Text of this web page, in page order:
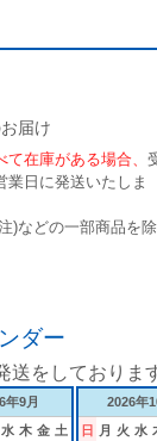
届け
在庫がある場合、
業日に発送いたしま
)などの一部商品を除
ダー
送をしておりま
年9月
水 木 金 土
2026年
日 月 火 水